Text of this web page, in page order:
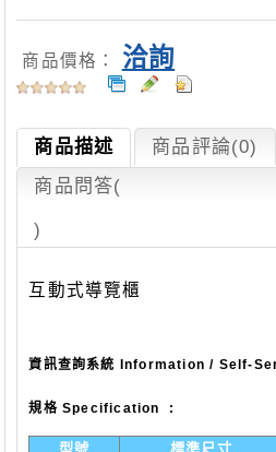
商品價格： 洽詢
商品描述 商品評論(0)
商品問答(
)
互動式導覽櫃
資訊查詢系統 Information / Self-
規格 Specification :